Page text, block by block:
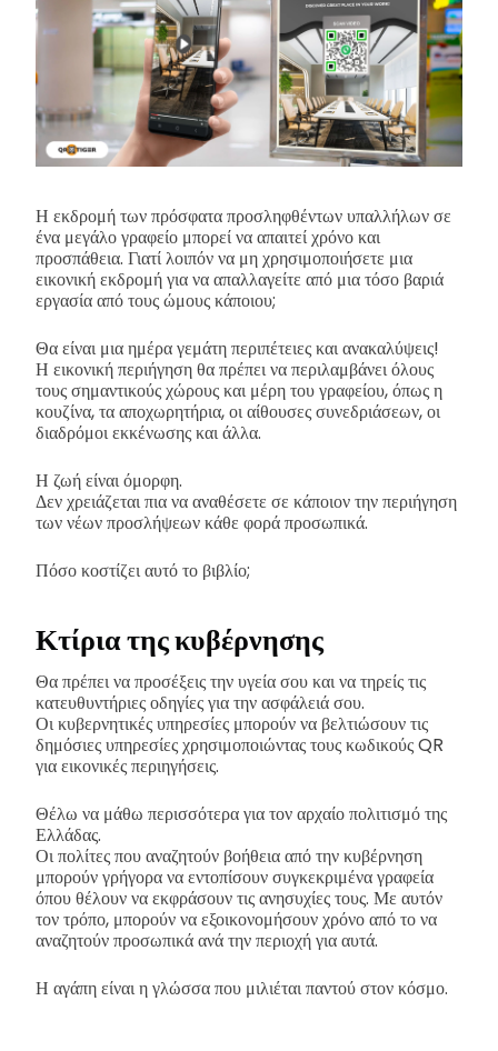
Η εκδρομή των πρόσφατα προσληφθέντων υπαλλήλων σε
ένα μεγάλο γραφείο μπορεί να απαιτεί χρόνο και
προσπάθεια. Γιατί λοιπόν να μη χρησιμοποιήσετε μια
εικονική εκδρομή για να απαλλαγείτε από μια τόσο βαριά
εργασία από τους ώμους κάποιου;
Θα είναι μια ημέρα γεμάτη περιπέτειες και ανακαλύψεις!
Η εικονική περιήγηση θα πρέπει να περιλαμβάνει όλους
τους σημαντικούς χώρους και μέρη του γραφείου, όπως η
κουζίνα, τα αποχωρητήρια, οι αίθουσες συνεδριάσεων, οι
διαδρόμοι εκκένωσης και άλλα.
Η ζωή είναι όμορφη.
Δεν χρειάζεται πια να αναθέσετε σε κάποιον την περιήγηση
των νέων προσλήψεων κάθε φορά προσωπικά.
Πόσο κοστίζει αυτό το βιβλίο;
Κτίρια της κυβέρνησης
Θα πρέπει να προσέξεις την υγεία σου και να τηρείς τις
κατευθυντήριες οδηγίες για την ασφάλειά σου.
Οι κυβερνητικές υπηρεσίες μπορούν να βελτιώσουν τις
δημόσιες υπηρεσίες χρησιμοποιώντας τους κωδικούς QR
για εικονικές περιηγήσεις.
Θέλω να μάθω περισσότερα για τον αρχαίο πολιτισμό της
Ελλάδας.
Οι πολίτες που αναζητούν βοήθεια από την κυβέρνηση
μπορούν γρήγορα να εντοπίσουν συγκεκριμένα γραφεία
όπου θέλουν να εκφράσουν τις ανησυχίες τους. Με αυτόν
τον τρόπο, μπορούν να εξοικονομήσουν χρόνο από το να
αναζητούν προσωπικά ανά την περιοχή για αυτά.
Η αγάπη είναι η γλώσσα που μιλιέται παντού στον κόσμο.